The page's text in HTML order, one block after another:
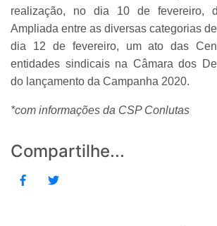
realização, no dia 10 de fevereiro,
Ampliada entre as diversas categorias
dia 12 de fevereiro, um ato das
entidades sindicais na Câmara dos
do lançamento da Campanha 2020.
*com informações da CSP Conlutas
Compartilhe...